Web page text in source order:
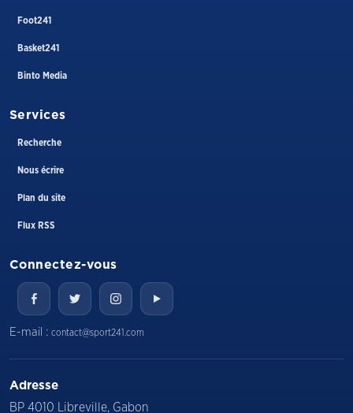
Foot241
Basket241
Binto Media
Services
Recherche
Nous écrire
Plan du site
Flux RSS
Connectez-vous
E-mail : contact@sport241.com
Adresse
BP 4010 Libreville, Gabon